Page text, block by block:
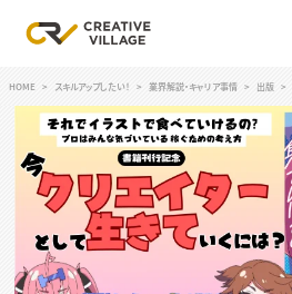
ログイン
クリエイター求人を探す
HOME スキルアップしたい！ 業界解説・キャリア事情 出版